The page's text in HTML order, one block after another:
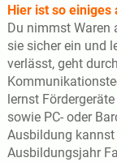
Hier ist so einiges
Du nimmst Waren
sie sicher ein und
verlässt, geht
lernst
sowie PC- oder
Ausbildung
Ausbildungsjahr